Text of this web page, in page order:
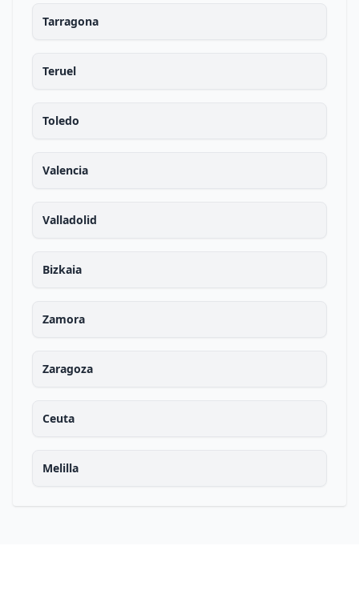
Tarragona
Teruel
Toledo
Valencia
Valladolid
Bizkaia
Zamora
Zaragoza
Ceuta
Melilla